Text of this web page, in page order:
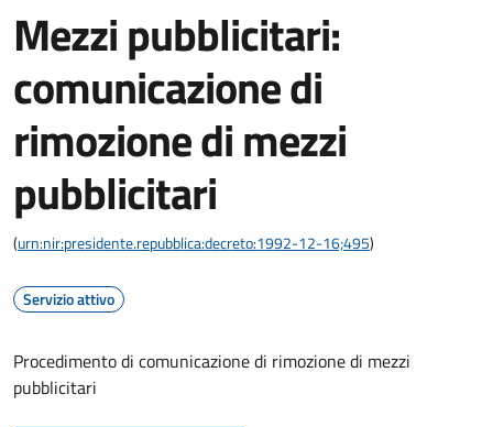
Mezzi pubblicitari:
comunicazione di
rimozione di mezzi
pubblicitari
(urn:nir:presidente.repubblica:decreto:1992-12-16;495)
Servizio attivo
Procedimento di comunicazione di rimozione di mezzi
pubblicitari